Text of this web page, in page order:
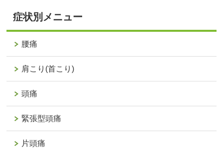
症状別メニュー
腰痛
肩こり(首こり)
頭痛
緊張型頭痛
片頭痛